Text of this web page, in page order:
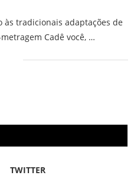
às tradicionais adaptações de
Cadê você, …
TWITTER